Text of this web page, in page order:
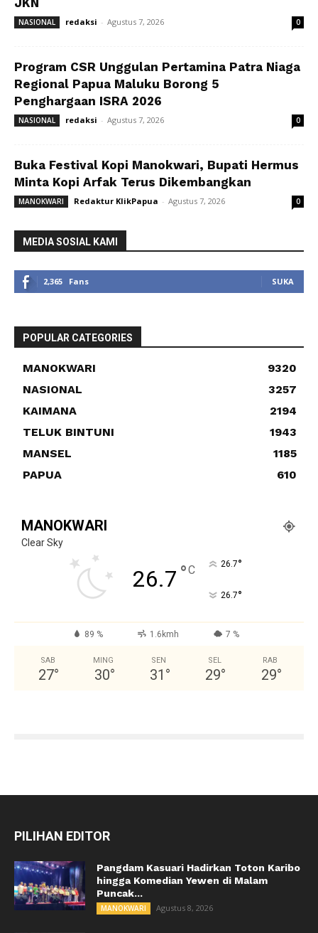
JKN
NASIONAL redaksi - Agustus 7, 2026 0
Program CSR Unggulan Pertamina Patra Niaga
Regional Papua Maluku Borong 5
Penghargaan ISRA 2026
NASIONAL redaksi - Agustus 7, 2026 0
Buka Festival Kopi Manokwari, Bupati Hermus
Minta Kopi Arfak Terus Dikembangkan
MANOKWARI Redaktur KlikPapua - Agustus 7, 2026 0
MEDIA SOSIAL KAMI
2,365 Fans SUKA
POPULAR CATEGORIES
MANOKWARI
9320
NASIONAL
3257
KAIMANA
2194
TELUK BINTUNI
1943
MANSEL
1185
PAPUA
610
MANOKWARI
Clear Sky
26.7 °C 26.7°
26.7°
89 % 1.6kmh 7 %
SAB
27°
MING
30°
SEN
31 °
SEL
29°
RAB
29°
PILIHAN EDITOR
Pangdam Kasuari Hadirkan Toton Karibo
hingga Komedian Yewen di Malam
Puncak...
MANOKWARI Agustus 8, 2026